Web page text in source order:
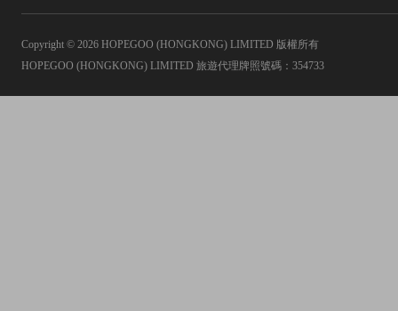
Copyright © 2026 HOPEGOO (HONGKONG) LIMITED 版權所有
HOPEGOO (HONGKONG) LIMITED 旅遊代理牌照號碼：354733